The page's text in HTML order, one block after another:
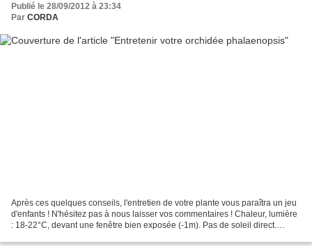
Publié le 28/09/2012 à 23:34
Par CORDA
Après ces quelques conseils, l'entretien de votre plante vous paraîtra un jeu
d'enfants ! N'hésitez pas à nous laisser vos commentaires ! Chaleur, lumière
: 18-22°C, devant une fenêtre bien exposée (-1m). Pas de soleil direct.